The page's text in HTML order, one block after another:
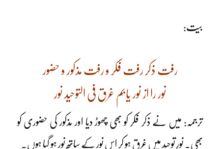
بیت:
رفت ذکر رفت فکر و رفت مذکور و حضور
نور را از نور یابم غرق فی التوحید نور
ترجمہ: میں نے ذکر فکر کو بھی چھوڑ دیا اور مذکور کی حضوری کو
بھی۔ نورِ توحید میں غرق ہو کر اس نور کے ساتھ نور ہو گیا ہوں۔